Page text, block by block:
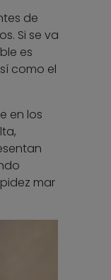
de
Si se va
es
como el
en los
mar